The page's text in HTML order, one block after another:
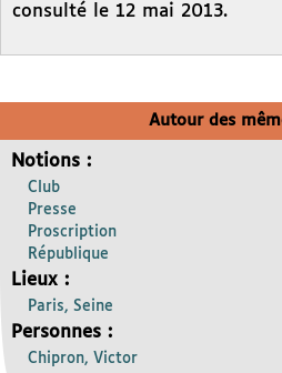
consulté le 12 mai 2013.
Autour des
Notions :
Club
Presse
Proscription
République
Lieux :
Paris, Seine
Personnes :
Chipron, Victor